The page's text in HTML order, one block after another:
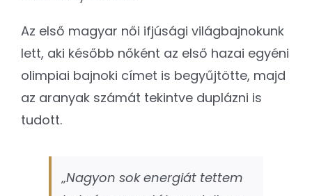
Az első magyar női ifjúsági világbajnokunk
lett, aki később nőként az első hazai egyéni
olimpiai bajnoki címet is begyűjtötte, majd
az aranyak számát tekintve duplázni is
tudott.
„Nagyon sok energiát tettem